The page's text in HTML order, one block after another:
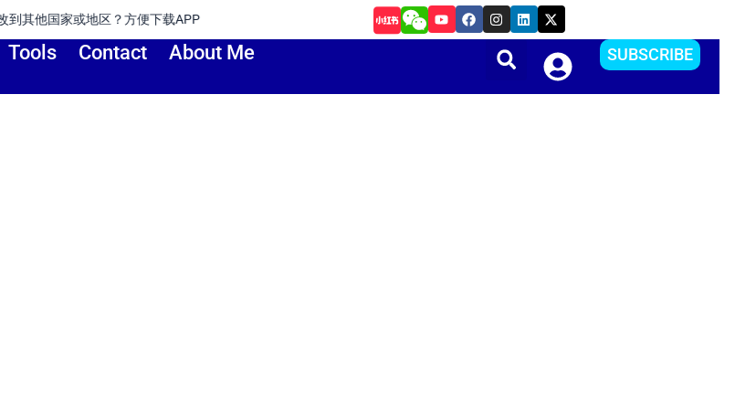
便下载APP 如何在Android Studio中更改APP的package name
Y
o
u
e
F
a
c
o
I
n
s
t
a
r
L
i
n
i
X
-
t
w
i
t
t
Tools Contact About Me SUBSCRIBE